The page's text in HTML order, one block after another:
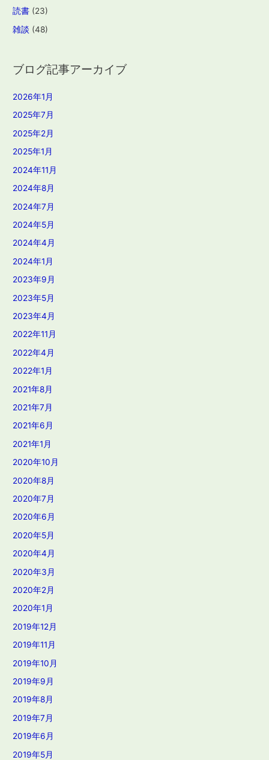
読書 (23)
雑談 (48)
ブログ記事アーカイブ
2026年1月
2025年7月
2025年2月
2025年1月
2024年11月
2024年8月
2024年7月
2024年5月
2024年4月
2024年1月
2023年9月
2023年5月
2023年4月
2022年11月
2022年4月
2022年1月
2021年8月
2021年7月
2021年6月
2021年1月
2020年10月
2020年8月
2020年7月
2020年6月
2020年5月
2020年4月
2020年3月
2020年2月
2020年1月
2019年12月
2019年11月
2019年10月
2019年9月
2019年8月
2019年7月
2019年6月
2019年5月